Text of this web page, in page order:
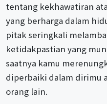
tentang kekhawatiran
yang berharga dalam
pitak seringkali
ketidakpastian yang
saatnya kamu
diperbaiki dalam dirimu
orang lain.